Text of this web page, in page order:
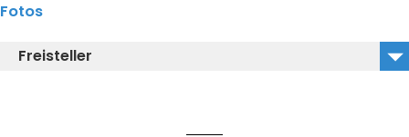
Fotos
Freisteller